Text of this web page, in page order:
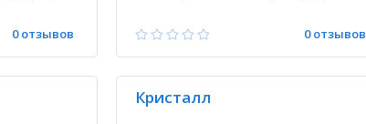
0 отзывов 0 отзывов
Кристалл